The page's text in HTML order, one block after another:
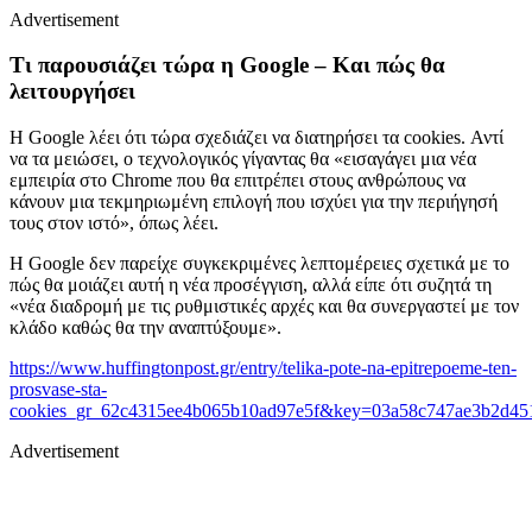
Advertisement
Τι παρουσιάζει τώρα η Google – Και πώς θα
λειτουργήσει
Η Google λέει ότι τώρα σχεδιάζει να διατηρήσει τα cookies. Αντί
να τα μειώσει, ο τεχνολογικός γίγαντας θα «εισαγάγει μια νέα
εμπειρία στο Chrome που θα επιτρέπει στους ανθρώπους να
κάνουν μια τεκμηριωμένη επιλογή που ισχύει για την περιήγησή
τους στον ιστό», όπως λέει.
Η Google δεν παρείχε συγκεκριμένες λεπτομέρειες σχετικά με το
πώς θα μοιάζει αυτή η νέα προσέγγιση, αλλά είπε ότι συζητά τη
«νέα διαδρομή με τις ρυθμιστικές αρχές και θα συνεργαστεί με τον
κλάδο καθώς θα την αναπτύξουμε».
https://www.huffingtonpost.gr/entry/telika-pote-na-epitrepoeme-ten-
prosvase-sta-
Advertisement